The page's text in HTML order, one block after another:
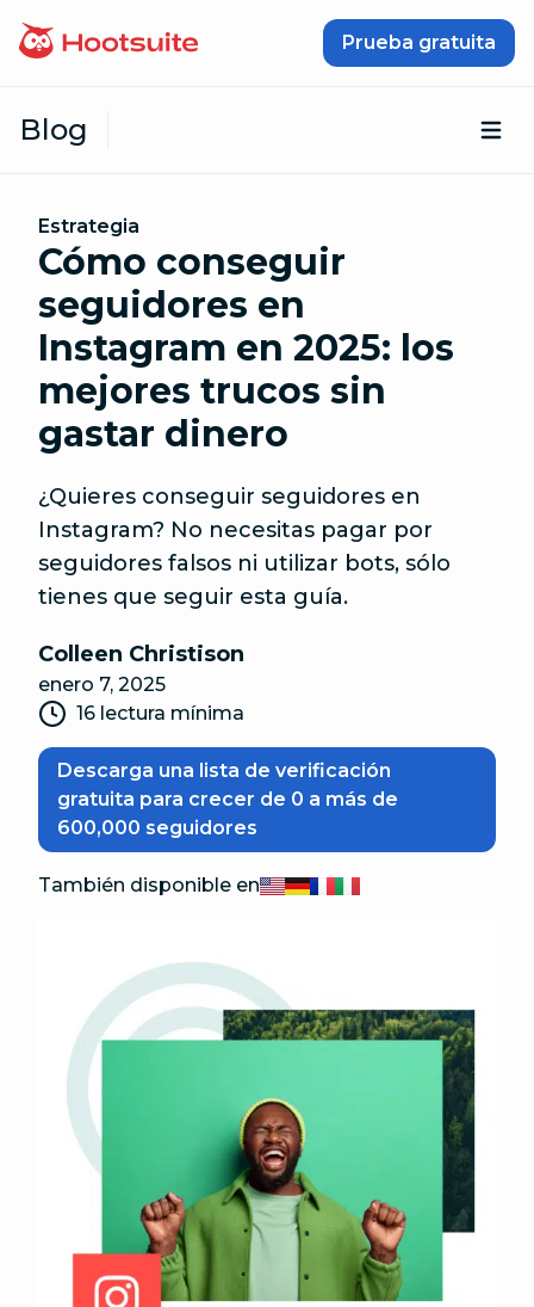
Prueba gratuita
Blog
Estrategia
Cómo conseguir
seguidores en
Instagram en 2025: los
mejores trucos sin
gastar dinero
¿Quieres conseguir seguidores en
Instagram? No necesitas pagar por
seguidores falsos ni utilizar bots, sólo
tienes que seguir esta guía.
Colleen Christison
enero 7, 2025
16 lectura mínima
Descarga una lista de verificación
gratuita para crecer de 0 a más de
600,000 seguidores
También disponible enEnglish
Deutsch
Français
Italiano